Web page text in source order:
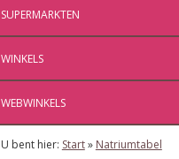
SUPERMARKTEN
WINKELS
WEBWINKELS
U bent hier: Start» Natriumtabel